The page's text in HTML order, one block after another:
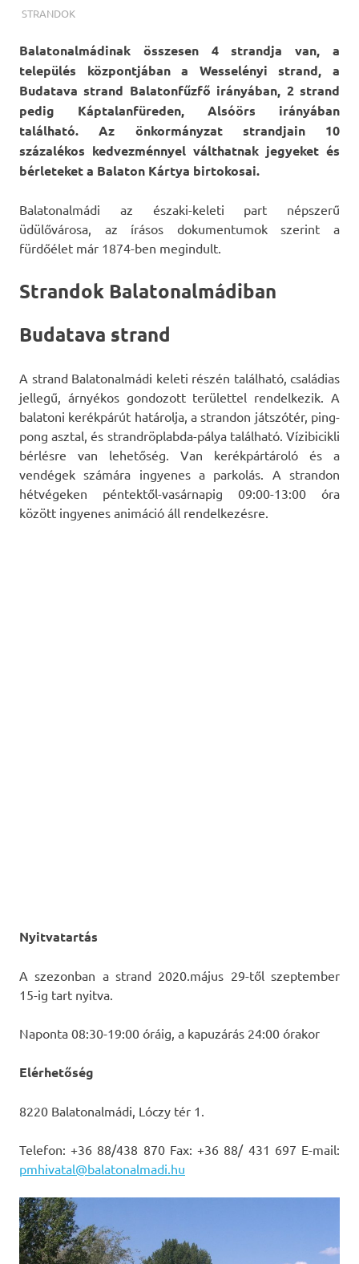
TERMALFURDOK.COM
STRANDOK
Balatonalmádinak összesen 4 strandja van, a
település központjában a Wesselényi strand, a
Budatava strand Balatonfűzfő irányában, 2 strand
pedig Káptalanfüreden, Alsóörs irányában
található. Az önkormányzat strandjain 10
százalékos kedvezménnyel válthatnak jegyeket és
bérleteket a Balaton Kártya birtokosai.
Balatonalmádi az északi-keleti part népszerű
üdülővárosa, az írásos dokumentumok szerint a
fürdőélet már 1874-ben megindult.
Strandok Balatonalmádiban
Budatava strand
A strand Balatonalmádi keleti részén található, családias
jellegű, árnyékos gondozott területtel rendelkezik. A
balatoni kerékpárút határolja, a strandon játszótér, ping-
pong asztal, és strandröplabda-pálya található. Vízibicikli
bérlésre van lehetőség. Van kerékpártároló és a
vendégek számára ingyenes a parkolás. A strandon
hétvégeken péntektől-vasárnapig 09:00-13:00 óra
között ingyenes animáció áll rendelkezésre.
Nyitvatartás
A szezonban a strand 2020.május 29-től szeptember
15-ig tart nyitva.
Naponta 08:30-19:00 óráig, a kapuzárás 24:00 órakor
Elérhetőség
8220 Balatonalmádi, Lóczy tér 1.
Telefon: +36 88/438 870 Fax: +36 88/ 431 697 E-mail:
pmhivatal@balatonalmadi.hu